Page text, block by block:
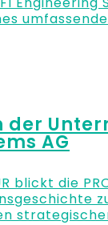
der
AG
blickt die